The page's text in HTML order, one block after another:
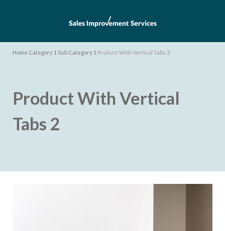
Home Category 1 Sub Category 1 Product With Vertical Tabs 2
Product With Vertical
Tabs 2